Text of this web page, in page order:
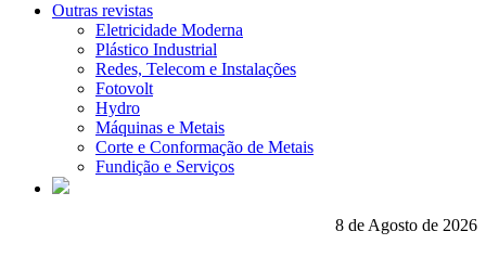
Outras revistas
Eletricidade Moderna
Plástico Industrial
Redes, Telecom e Instalações
Fotovolt
Hydro
Máquinas e Metais
Corte e Conformação de Metais
Fundição e Serviços
8 de Agosto de 2026